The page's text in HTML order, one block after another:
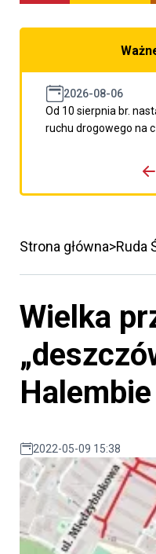
2026-08-06
Od 10 sierpnia br.
ruchu drogowego na
porzpedniego komunikatu
Strona główna Ruda
Wielka
Halembie
2022-05-09 15:38